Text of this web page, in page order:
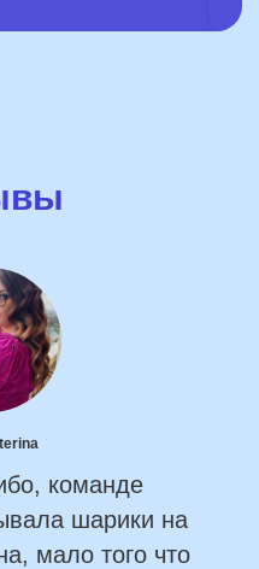
команде
шарики на
мало того что